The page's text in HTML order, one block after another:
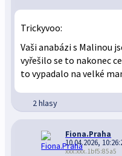
Trickyvoo:
Vaši anabázi s Malinou
vyřešilo se to nakonec
to vypadalo na velké
2 hlasy
Fiona.Praha
10.04.2026,
xxx:xxx.1bf5:85a5